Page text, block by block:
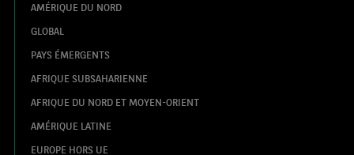
AMÉRIQUE DU NORD
GLOBAL
PAYS ÉMERGENTS
AFRIQUE SUBSAHARIENNE
AFRIQUE DU NORD ET MOYEN-ORIENT
AMÉRIQUE LATINE
EUROPE HORS UE